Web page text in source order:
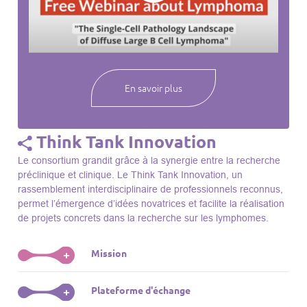
webinaires à venir, des séances précédentes et joignez-vous
notre compréhension des lymphomes et des maladies
En savoir plus
Think Tank Innovation
Le consortium grandit grâce à la synergie entre la recherche
préclinique et clinique. Le Think Tank Innovation, un
rassemblement interdisciplinaire de professionnels reconnus,
permet l’émergence d’idées novatrices et facilite la réalisation
de projets concrets dans la recherche sur les lymphomes.
+ Mission
Le Think Tank initie des projets, façonne des initiatives de
R&D, identifie des porteurs et promeut l’unité parmi les
+ Plateforme d'échange